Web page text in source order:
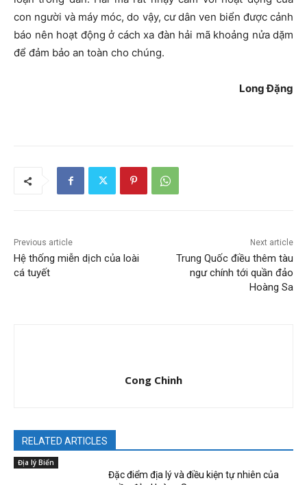
con người và máy móc, do vậy, cư dân ven biển được cảnh
báo nên hoạt động ở cách xa đàn hải mã khoảng nửa dặm
để đảm bảo an toàn cho chúng.
Long Đặng
Previous article
Hệ thống miễn dịch của loài
cá tuyết
Next article
Trung Quốc điều thêm tàu
ngư chính tới quần đảo
Hoàng Sa
Cong Chinh
RELATED ARTICLES
Địa lý Biển
Đặc điểm địa lý và điều kiện tự nhiên của